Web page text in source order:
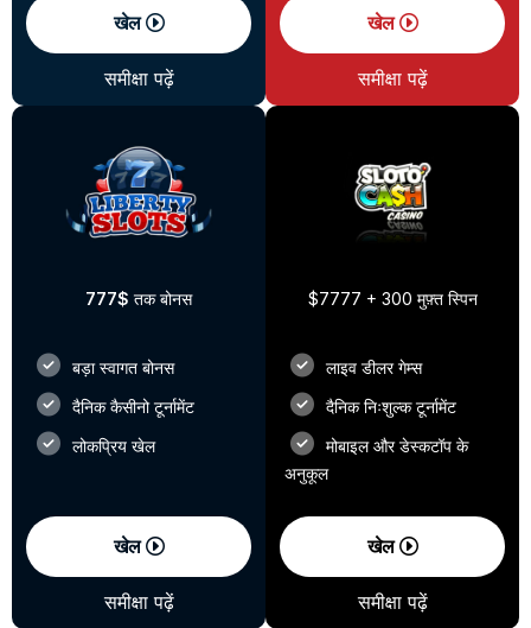
खेल
समीक्षा पढ़ें
खेल
समीक्षा पढ़ें
777$ तक बोनस
बड़ा स्वागत बोनस
दैनिक कैसीनो टूर्नामेंट
लोकप्रिय खेल
खेल
समीक्षा पढ़ें
$7777 + 300 मुफ़्त स्पिन
लाइव डीलर गेम्स
दैनिक निःशुल्क टूर्नामेंट
मोबाइल और डेस्कटॉप के
अनुकूल
खेल
समीक्षा पढ़ें